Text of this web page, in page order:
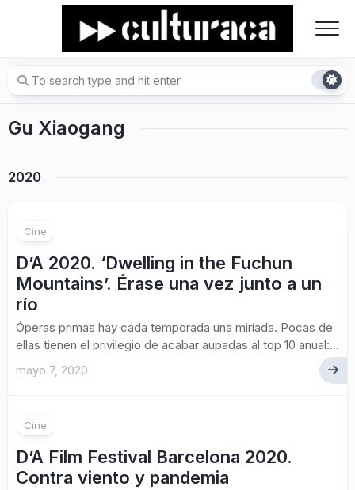
Gu Xiaogang
2020
Cine
D’A 2020. ‘Dwelling in the Fuchun
Mountains’. Érase una vez junto a un
río
Óperas primas hay cada temporada una miríada. Pocas de
ellas tienen el privilegio de acabar aupadas al top 10 anual:...
mayo 7, 2020
Cine
D’A Film Festival Barcelona 2020.
Contra viento y pandemia